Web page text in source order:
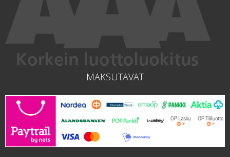
MAKSUTAVAT